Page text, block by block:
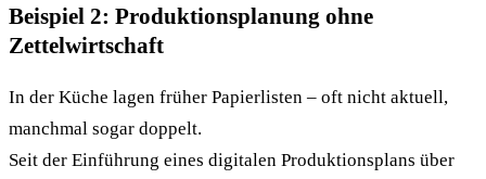
Beispiel 2: Produktionsplanung ohne
Zettelwirtschaft
In der Küche lagen früher Papierlisten – oft nicht aktuell,
manchmal sogar doppelt.
Seit der Einführung eines digitalen Produktionsplans über